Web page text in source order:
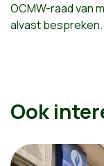
OCMW-raad van
alvast bespreken.
Ook